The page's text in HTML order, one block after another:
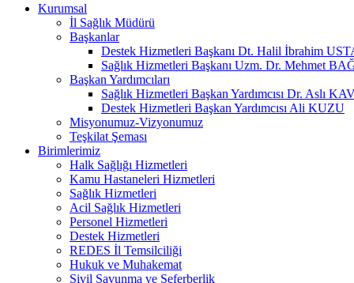
Kurumsal
İl Sağlık Müdürü
Başkanlar
Destek Hizmetleri Başkanı Dt. Halil İbrahim
Sağlık Hizmetleri Başkanı Uzm. Dr. Mehmet
Başkan Yardımcıları
Sağlık Hizmetleri Başkan Yardımcısı Dr. Aslı
Destek Hizmetleri Başkan Yardımcısı Ali KUZU
Misyonumuz-Vizyonumuz
Teşkilat Şeması
Birimlerimiz
Halk Sağlığı Hizmetleri
Kamu Hastaneleri Hizmetleri
Sağlık Hizmetleri
Acil Sağlık Hizmetleri
Personel Hizmetleri
Destek Hizmetleri
REDES İl Temsilciliği
Hukuk ve Muhakemat
Sivil Savunma ve Seferberlik